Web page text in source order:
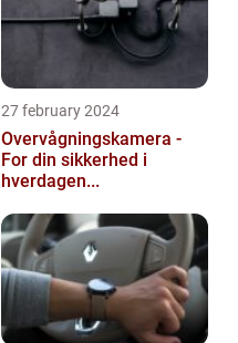
27 february 2024
Overvågningskamera -
For din sikkerhed i
hverdagen...